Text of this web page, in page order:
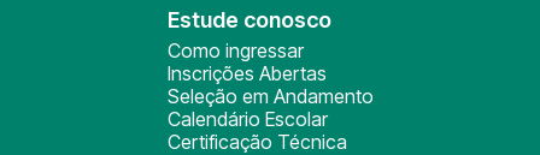
Estude conosco
Como ingressar
Inscrições Abertas
Seleção em Andamento
Calendário Escolar
Certificação Técnica